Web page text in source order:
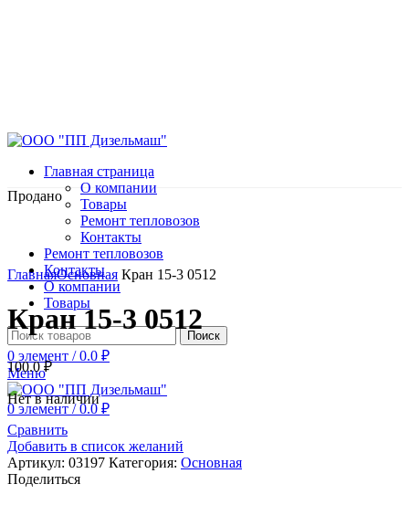
Главная страница
О компании
Товары
Ремонт тепловозов
Контакты
Ремонт тепловозов
Контакты
О компании
Товары
Поиск
0 элемент / 0.0 ₽
Меню
0элемент / 0.0₽
Продано
Нажмите, чтобы увеличить
ГлавнаяОсновная Кран 15-3 0512
Кран 15-3 0512
100.0₽
Нет в наличии
Сравнить
Добавить в список желаний
Артикул: 03197 Категория: Основная
Поделиться